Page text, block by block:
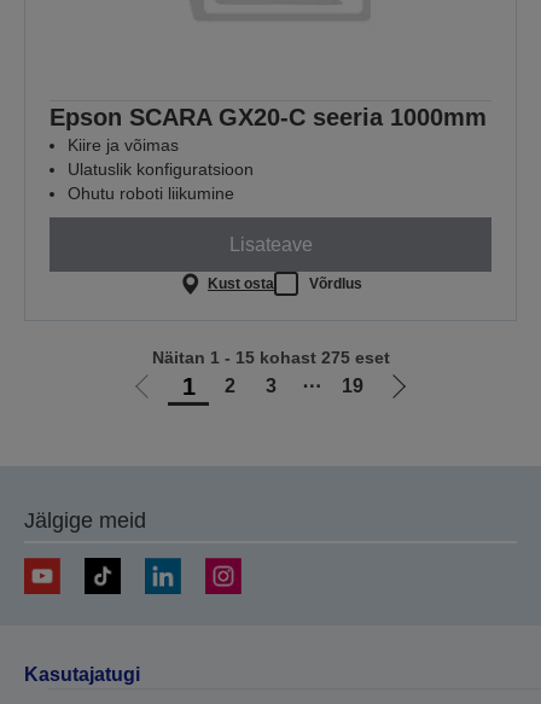
Epson SCARA GX20-C seeria 1000mm
Kiire ja võimas
Ulatuslik konfiguratsioon
Ohutu roboti liikumine
Lisateave
Kust osta Võrdlus
Liigu1 2 3 ⋯ 19
Liigu
Näitan 1 - 15 kohast 275 eset
Jälgige meid
Kasutajatugi